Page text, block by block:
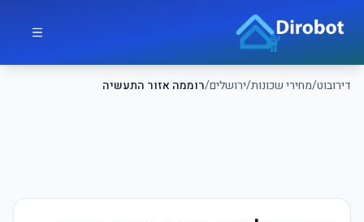
דירובוט/מחירי שכונות/ירושלים/רוממה אזור התעשיה
דירובוט